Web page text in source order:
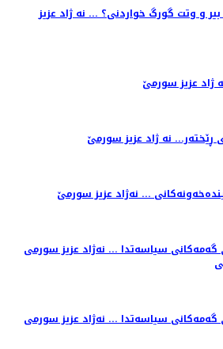
و وتت گورگ خواردنی؟ ... نه ژاد عزیز
ژاد عزيز سورمێ
نه ژاد عزیز سورمێ
... نەژاد عزیز سورمێ
گه‌مه‌كانی سیاسه‌تدا ... نه‌ژاد عزیز سورمی
گه‌مه‌كانی سیاسه‌تدا ... نه‌ژاد عزیز سورمی